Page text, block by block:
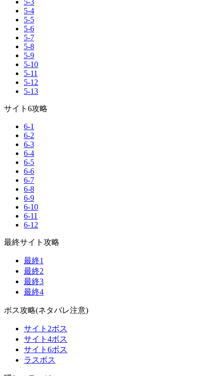
5-3
5-4
5-5
5-6
5-7
5-8
5-9
5-10
5-11
5-12
5-13
サイト6攻略
6-1
6-2
6-3
6-4
6-5
6-6
6-7
6-8
6-9
6-10
6-11
6-12
最終サイト攻略
最終1
最終2
最終3
最終4
ボス攻略(ネタバレ注意)
サイト2ボス
サイト4ボス
サイト6ボス
ラスボス